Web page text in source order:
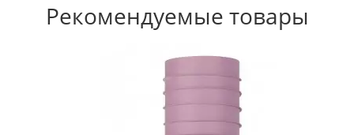
Рекомендуемые товары